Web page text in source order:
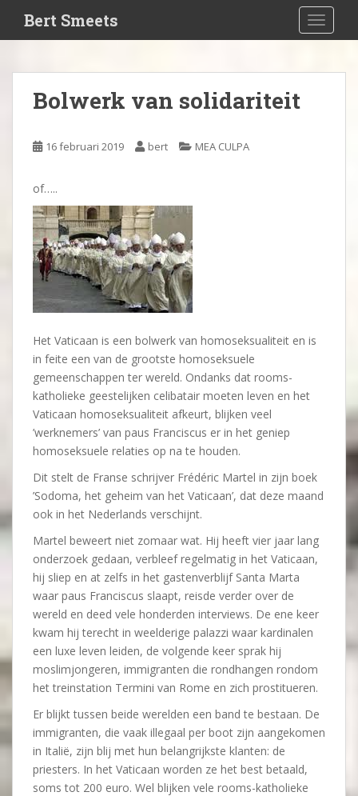
i
Bert Smeets
Bolwerk van solidariteit
16 februari 2019 bert MEA CULPA
of…..
Het Vaticaan is een bolwerk van homoseksualiteit en is
in feite een van de grootste homoseksuele
gemeenschappen ter wereld. Ondanks dat rooms-
katholieke geestelijken celibatair moeten leven en het
Vaticaan homoseksualiteit afkeurt, blijken veel
’werknemers’ van paus Franciscus er in het geniep
homoseksuele relaties op na te houden.
Dit stelt de Franse schrijver Frédéric Martel in zijn boek
’Sodoma, het geheim van het Vaticaan’, dat deze maand
ook in het Nederlands verschijnt.
Martel beweert niet zomaar wat. Hij heeft vier jaar lang
onderzoek gedaan, verbleef regelmatig in het Vaticaan,
hij sliep en at zelfs in het gastenverblijf Santa Marta
waar paus Franciscus slaapt, reisde verder over de
wereld en deed vele honderden interviews. De ene keer
kwam hij terecht in weelderige palazzi waar kardinalen
een luxe leven leiden, de volgende keer sprak hij
moslimjongeren, immigranten die rondhangen rondom
het treinstation Termini van Rome en zich prostitueren.
Er blijkt tussen beide werelden een band te bestaan. De
immigranten, die vaak illegaal per boot zijn aangekomen
in Italië, zijn blij met hun belangrijkste klanten: de
priesters. In het Vaticaan worden ze het best betaald,
soms tot 200 euro. Wel blijken vele rooms-katholieke